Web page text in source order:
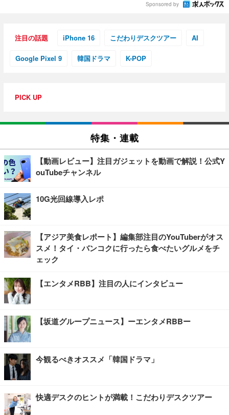
Sponsored by
注目の話題 iPhone 16 こだわりデスクツアー AI
Google Pixel 9 韓国ドラマ K-POP
PICK UP
特集・連載
【動画レビュー】注目ガジェットを動画で解説！公式Y
ouTubeチャンネル
10G光回線導入レポ
【アジア美食レポート】編集部注目のYouTuberがオス
スメ！タイ・バンコクに行ったら食べたいグルメをチ
ェック
【エンタメRBB】注目の人にインタビュー
【坂道グループニュース】ーエンタメRBBー
今観るべきオススメ「韓国ドラマ」
快適デスクのヒントが満載！こだわりデスクツアー